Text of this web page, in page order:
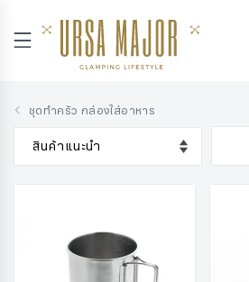
ชุดทำครัว กล่องใส่อาหาร